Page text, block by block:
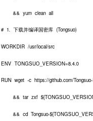
&& yum clean all
# 1. 下载并编译国密库 (Tongsuo)
WORKDIR /usr/local/src
ENV TONGSUO_VERSION=8.4.0
RUN wget -c https://github.com/
&& tar zxf
&& cd Tongsuo-